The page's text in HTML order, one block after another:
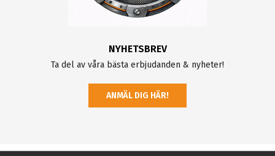
NYHETSBREV
Ta del av våra bästa erbjudanden & nyheter!
ANMÄL DIG HÄR!